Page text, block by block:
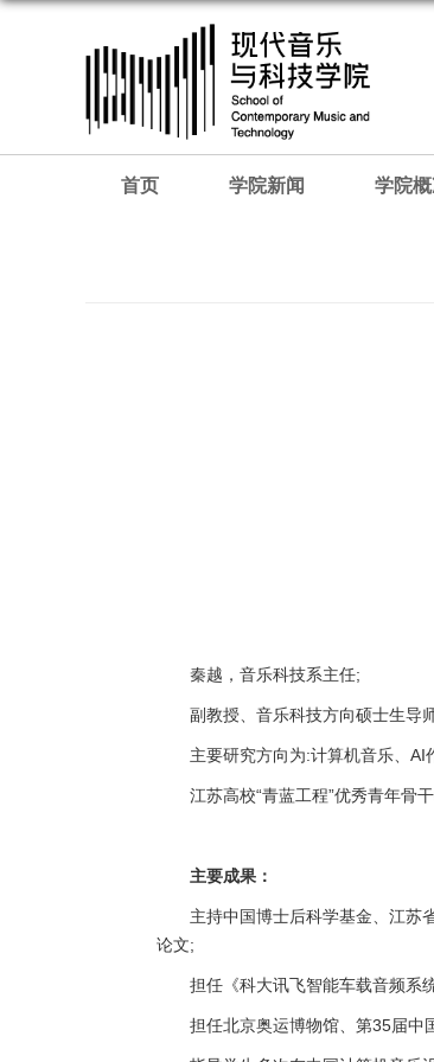
首页 学院新闻 学院
秦越，音乐科技系主任;
副教授、音乐科技方向硕士生导
主要研究方向为:计算机音乐、AI
江苏高校“青蓝工程”优秀青年骨
主要成果：
主持中国博士后科学基金、江苏
论文;
担任《科大讯飞智能车载音频系
担任北京奥运博物馆、第35届